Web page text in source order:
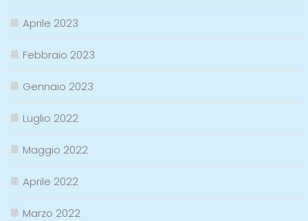
Aprile 2023
Febbraio 2023
Gennaio 2023
Luglio 2022
Maggio 2022
Aprile 2022
Marzo 2022